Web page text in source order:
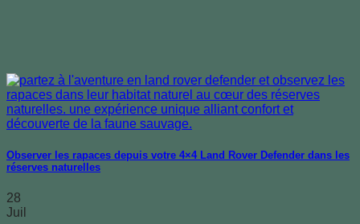
Observer les rapaces depuis votre 4×4 Land Rover Defender dans les
réserves naturelles
28
Juil